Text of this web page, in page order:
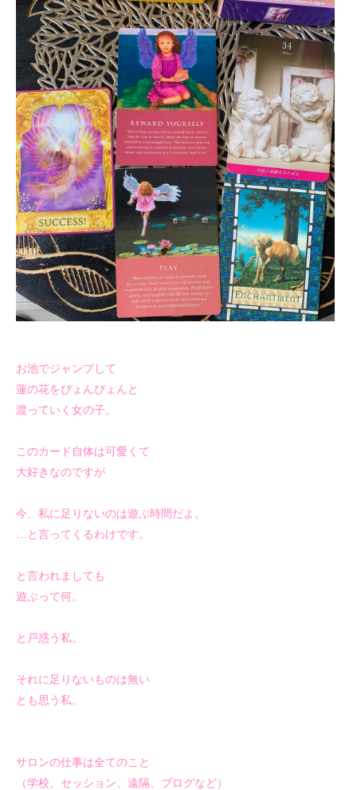
お池でジャンプして
蓮の花をぴょんぴょんと
渡っていく女の子。
このカード自体は可愛くて
大好きなのですが
今、私に足りないのは遊ぶ時間だよ。
…と言ってくるわけです。
と言われましても
遊ぶって何。
と戸惑う私。
それに足りないものは無い
とも思う私。
サロンの仕事は全てのこと
（学校、セッション、遠隔、ブログなど）